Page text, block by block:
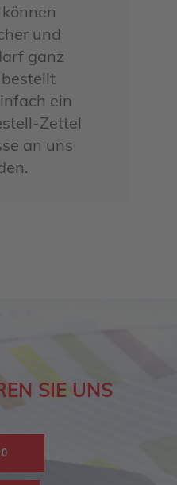
können
und
ganz
ein
Zettel
an uns
SIE UNS